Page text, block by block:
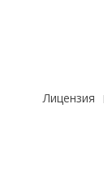
Лицензия